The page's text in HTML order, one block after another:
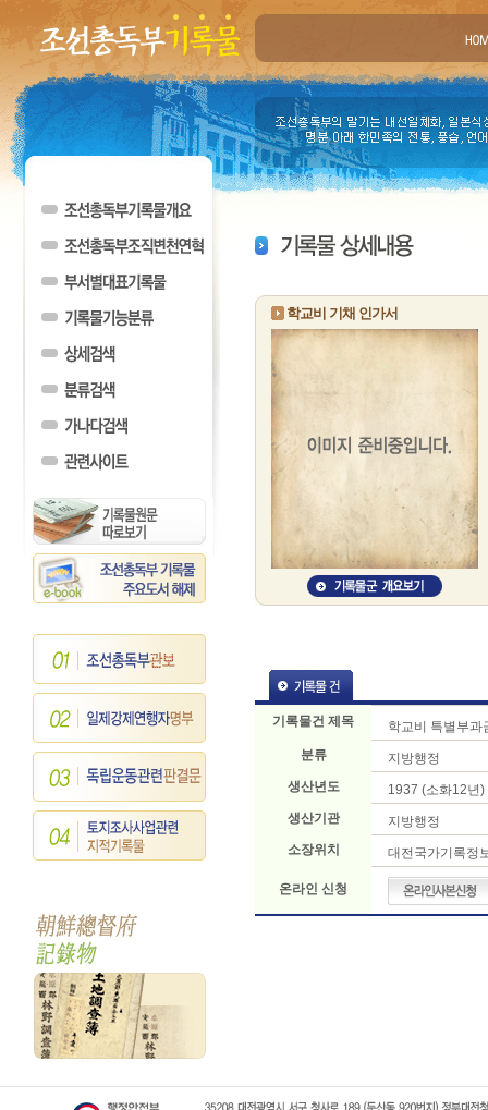
학교비 기채 인가서
기록물건 제목
학교비 특별부
분류
지방행정
생산년도
1937 (소화12년)
생산기관
지방행정
소장위치
대전국가기록정
온라인 신청